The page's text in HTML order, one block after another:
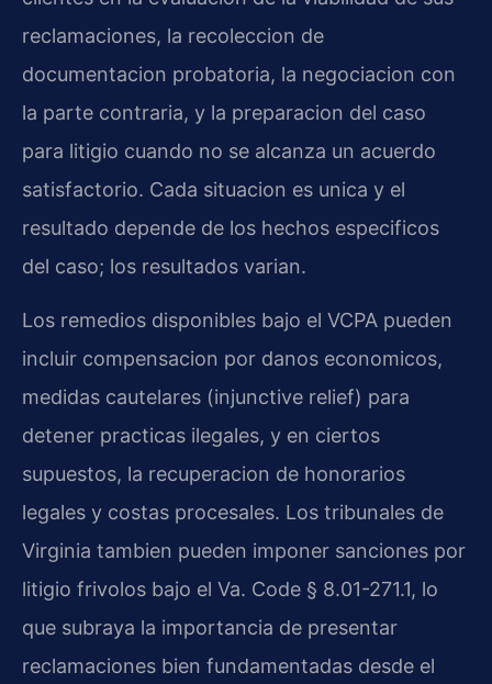
reclamaciones, la recoleccion de
documentacion probatoria, la negociacion con
la parte contraria, y la preparacion del caso
para litigio cuando no se alcanza un acuerdo
satisfactorio. Cada situacion es unica y el
resultado depende de los hechos especificos
del caso; los resultados varian.
Los remedios disponibles bajo el VCPA pueden
incluir compensacion por danos economicos,
medidas cautelares (injunctive relief) para
detener practicas ilegales, y en ciertos
supuestos, la recuperacion de honorarios
legales y costas procesales. Los tribunales de
Virginia tambien pueden imponer sanciones por
litigio frivolos bajo el Va. Code § 8.01-271.1, lo
que subraya la importancia de presentar
reclamaciones bien fundamentadas desde el